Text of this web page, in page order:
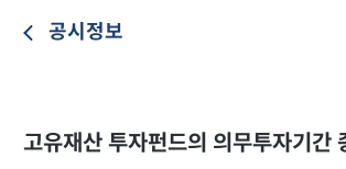
공시정보
고유재산 투자펀드의 의무투자기간